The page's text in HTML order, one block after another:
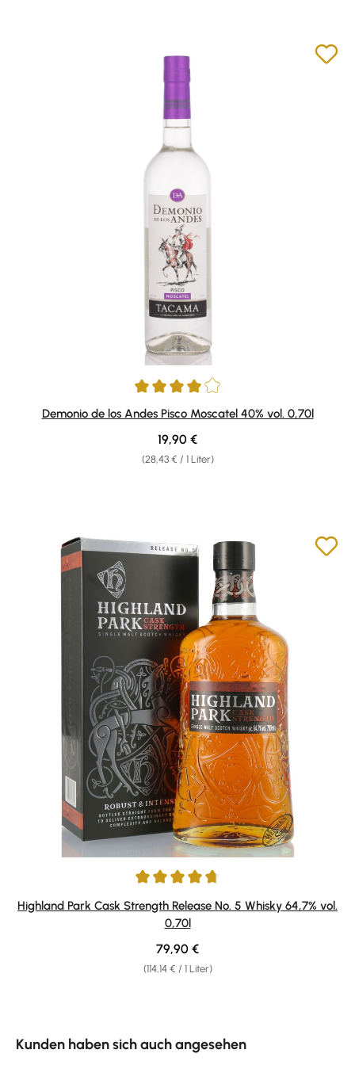
Durchschnittliche Bewertung von 4 von 5 Sternen
Demonio de los Andes Pisco Moscatel 40% vol. 0,70l
(28,43 € / 1 Liter)
Regulärer Preis:
19,90 €
Durchschnittliche Bewertung von 4.86 von 5 Sternen
Highland Park Cask Strength Release No. 5 Whisky 64,7% vol.
0,70l
(114,14 € / 1 Liter)
Regulärer Preis:
79,90 €
Kunden haben sich auch angesehen